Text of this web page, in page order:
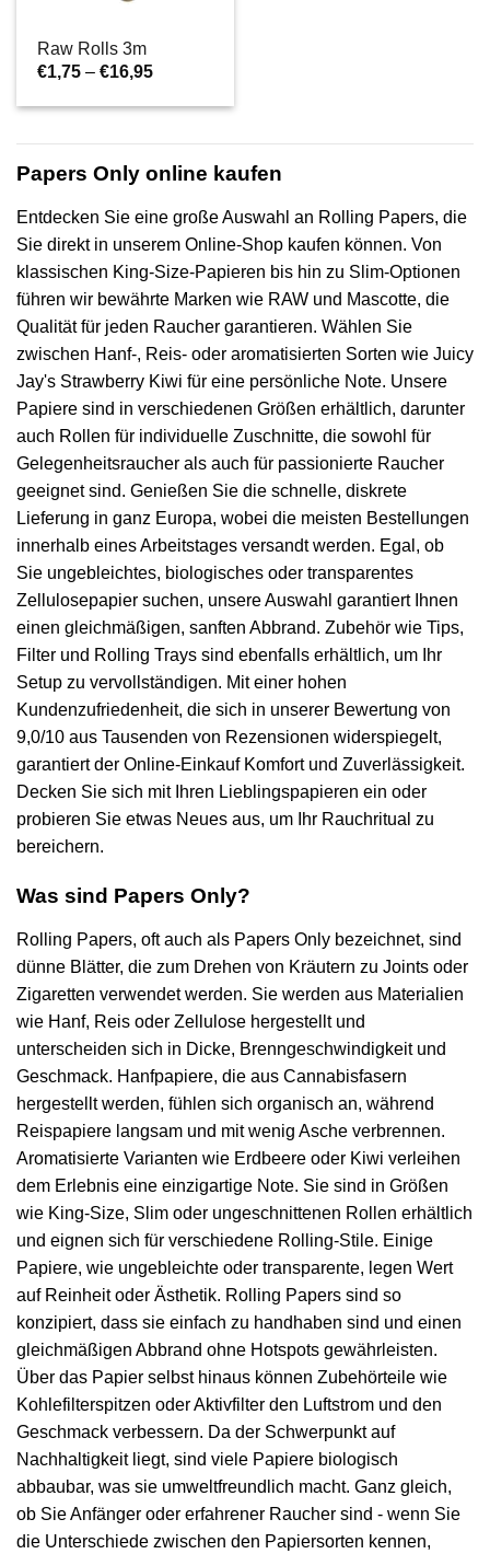
Raw Rolls 3m
€1,75 – €16,95Preisspanne:
bis
Papers Only online kaufen
Entdecken Sie eine große Auswahl an Rolling Papers, die
Sie direkt in unserem Online-Shop kaufen können. Von
klassischen King-Size-Papieren bis hin zu Slim-Optionen
führen wir bewährte Marken wie RAW und Mascotte, die
Qualität für jeden Raucher garantieren. Wählen Sie
zwischen Hanf-, Reis- oder aromatisierten Sorten wie Juicy
Jay's Strawberry Kiwi für eine persönliche Note. Unsere
Papiere sind in verschiedenen Größen erhältlich, darunter
auch Rollen für individuelle Zuschnitte, die sowohl für
Gelegenheitsraucher als auch für passionierte Raucher
geeignet sind. Genießen Sie die schnelle, diskrete
Lieferung in ganz Europa, wobei die meisten Bestellungen
innerhalb eines Arbeitstages versandt werden. Egal, ob
Sie ungebleichtes, biologisches oder transparentes
Zellulosepapier suchen, unsere Auswahl garantiert Ihnen
einen gleichmäßigen, sanften Abbrand. Zubehör wie Tips,
Filter und Rolling Trays sind ebenfalls erhältlich, um Ihr
Setup zu vervollständigen. Mit einer hohen
Kundenzufriedenheit, die sich in unserer Bewertung von
9,0/10 aus Tausenden von Rezensionen widerspiegelt,
garantiert der Online-Einkauf Komfort und Zuverlässigkeit.
Decken Sie sich mit Ihren Lieblingspapieren ein oder
probieren Sie etwas Neues aus, um Ihr Rauchritual zu
bereichern.
Was sind Papers Only?
Rolling Papers, oft auch als Papers Only bezeichnet, sind
dünne Blätter, die zum Drehen von Kräutern zu Joints oder
Zigaretten verwendet werden. Sie werden aus Materialien
wie Hanf, Reis oder Zellulose hergestellt und
unterscheiden sich in Dicke, Brenngeschwindigkeit und
Geschmack. Hanfpapiere, die aus Cannabisfasern
hergestellt werden, fühlen sich organisch an, während
Reispapiere langsam und mit wenig Asche verbrennen.
Aromatisierte Varianten wie Erdbeere oder Kiwi verleihen
dem Erlebnis eine einzigartige Note. Sie sind in Größen
wie King-Size, Slim oder ungeschnittenen Rollen erhältlich
und eignen sich für verschiedene Rolling-Stile. Einige
Papiere, wie ungebleichte oder transparente, legen Wert
auf Reinheit oder Ästhetik. Rolling Papers sind so
konzipiert, dass sie einfach zu handhaben sind und einen
gleichmäßigen Abbrand ohne Hotspots gewährleisten.
Über das Papier selbst hinaus können Zubehörteile wie
Kohlefilterspitzen oder Aktivfilter den Luftstrom und den
Geschmack verbessern. Da der Schwerpunkt auf
Nachhaltigkeit liegt, sind viele Papiere biologisch
abbaubar, was sie umweltfreundlich macht. Ganz gleich,
ob Sie Anfänger oder erfahrener Raucher sind - wenn Sie
die Unterschiede zwischen den Papiersorten kennen,